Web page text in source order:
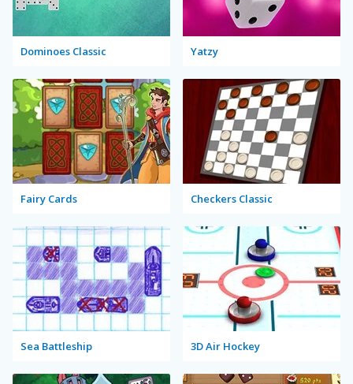
Dominoes Classic Yatzy
Fairy Cards Checkers Classic
Sea Battleship 3D Air Hockey